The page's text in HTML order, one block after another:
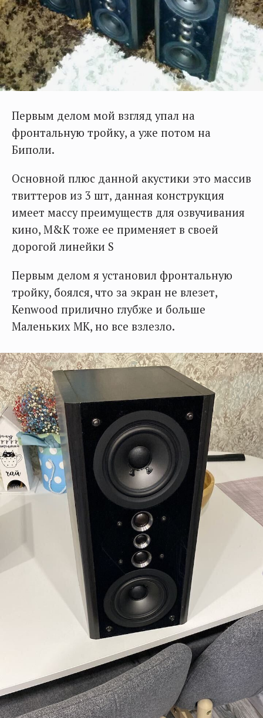
Первым делом мой взгляд упал на
фронтальную тройку, а уже потом на
Биполи.
Основной плюс данной акустики это массив
твиттеров из 3 шт, данная конструкция
имеет массу преимуществ для озвучивания
кино, M&K тоже ее применяет в своей
дорогой линейки S
Первым делом я установил фронтальную
тройку, боялся, что за экран не влезет,
Kenwood прилично глубже и больше
Маленьких MK, но все взлезло.